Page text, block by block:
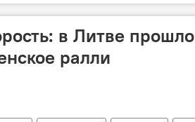
в Литве прошло
ралли